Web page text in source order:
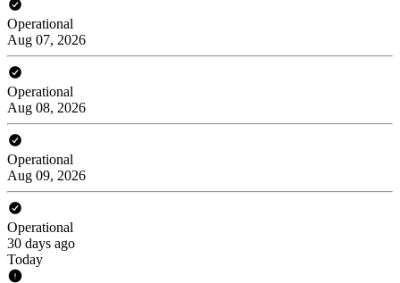
Operational
Aug 07, 2026
Operational
Aug 08, 2026
Operational
Aug 09, 2026
Operational
30 days ago
Today